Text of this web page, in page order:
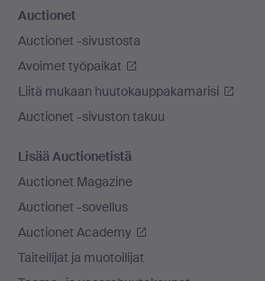
Auctionet
Auctionet -sivustosta
Avoimet työpaikat
Liitä mukaan huutokauppakamarisi
Auctionet -sivuston takuu
Lisää Auctionetistä
Auctionet Magazine
Auctionet -sovellus
Auctionet Academy
Taiteilijat ja muotoilijat